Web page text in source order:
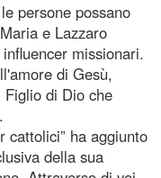
persone possano
e Lazzaro
missionari.
di Gesù,
di Dio che
cattolici” ha aggiunto
della sua